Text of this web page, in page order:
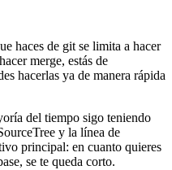
haces de git se limita a hacer
merge, estás de
hacerlas ya de manera rápida
del tiempo sigo teniendo
y la línea de
principal: en cuanto quieres
se te queda corto.